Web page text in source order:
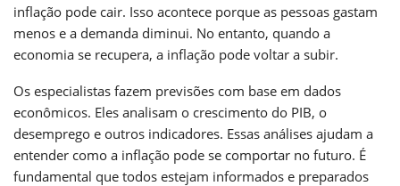
inflação pode cair. Isso acontece porque as pessoas gastam
menos e a demanda diminui. No entanto, quando a
economia se recupera, a inflação pode voltar a subir.
Os especialistas fazem previsões com base em dados
econômicos. Eles analisam o crescimento do PIB, o
desemprego e outros indicadores. Essas análises ajudam a
entender como a inflação pode se comportar no futuro. É
fundamental que todos estejam informados e preparados